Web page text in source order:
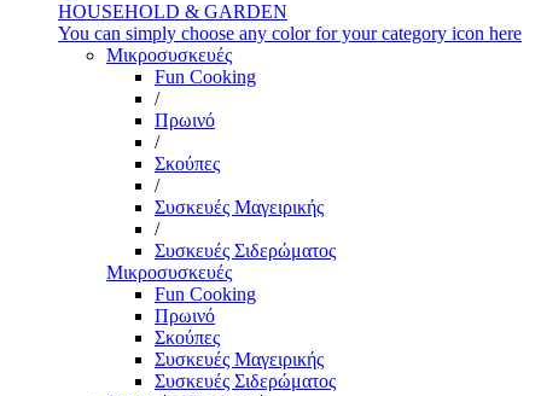
HOUSEHOLD & GARDEN
You can simply choose any color for your category icon here
Μικροσυσκευές
Fun Cooking
/
Πρωινό
/
Σκούπες
/
Συσκευές Μαγειρικής
/
Συσκευές Σιδερώματος
Μικροσυσκευές
Fun Cooking
Πρωινό
Σκούπες
Συσκευές Μαγειρικής
Συσκευές Σιδερώματος